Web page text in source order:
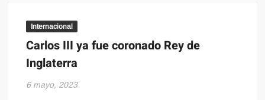
Internacional
Carlos III ya fue coronado Rey de
Inglaterra
6 mayo, 2023